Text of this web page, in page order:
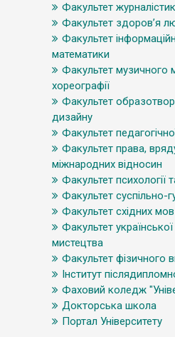
Факультет
Факультет здоров’я
Факультет
математики
Факультет музичного
хореографії
Факультет
дизайну
Факультет
Факультет права,
міжнародних відносин
Факультет психології
Факультет суспільно-
Факультет східних мов
Факультет української
мистецтва
Факультет фізичного
Інститут
Фаховий коледж
Докторська школа
Портал Університету